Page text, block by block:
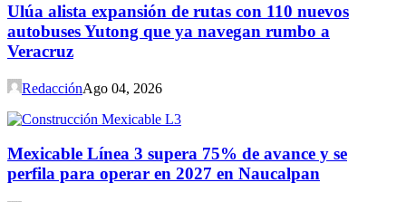
Ulúa alista expansión de rutas con 110 nuevos
autobuses Yutong que ya navegan rumbo a
Veracruz
RedacciónAgo 04, 2026
Mexicable Línea 3 supera 75% de avance y se
perfila para operar en 2027 en Naucalpan